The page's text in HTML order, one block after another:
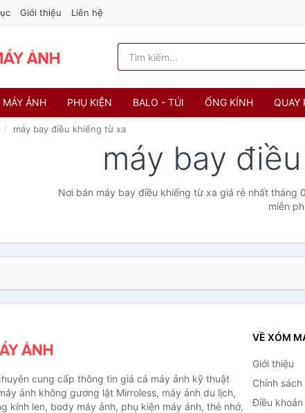
Giới thiệu Liên hệ
MÁY ẢNH PHỤ KIỆN BALO - TÚI ỐNG KÍNH QUAY
máy bay điều khiểng từ xa
máy bay
Nơi bán máy bay điều khiểng từ xa giá rẻ nhất tháng
miễn
cung cấp thông tin giá cả máy ảnh kỹ thuật
ảnh không gương lật Mirroless, máy ảnh du lịch,
kính len, body máy ảnh, phụ kiện máy ảnh, thẻ nhớ,
VỀ XÓM
Giới thiệu
Chính
Điều